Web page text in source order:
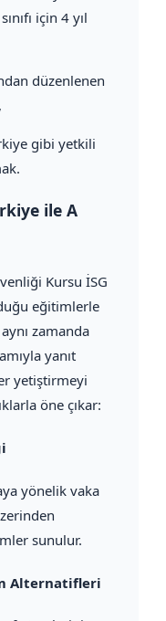
için 4 yıl
düzenlenen
gibi yetkili
ile A
Kursu İSG
eğitimlerle
zamanda
yanıt
yetiştirmeyi
öne çıkar:
yönelik vaka
sunulur.
Alternatifleri